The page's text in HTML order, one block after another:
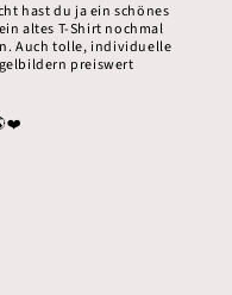
hast du ja ein schönes
altes T-Shirt nochmal
Auch tolle, individuelle
preiswert